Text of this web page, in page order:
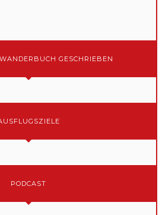
GESCHRIEBEN
PODCAST